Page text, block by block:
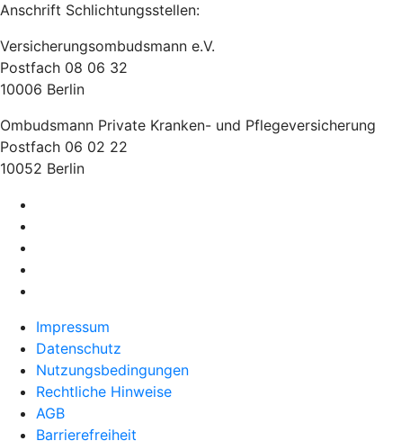
Anschrift Schlichtungsstellen:
Versicherungsombudsmann e.V.
Postfach 08 06 32
10006 Berlin
Ombudsmann Private Kranken- und Pflegeversicherung
Postfach 06 02 22
10052 Berlin
Impressum
Datenschutz
Nutzungsbedingungen
Rechtliche Hinweise
AGB
Barrierefreiheit